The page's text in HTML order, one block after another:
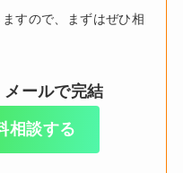
ールで完結
相談する